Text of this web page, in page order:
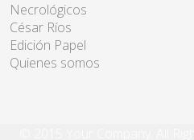
Necrológicos
César Ríos
Edición Papel
Quienes somos